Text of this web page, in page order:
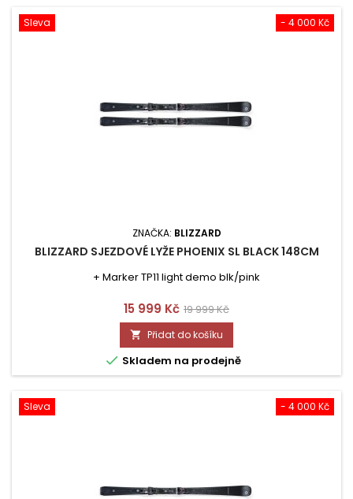
- 4 000 Kč
Sleva
ZNAČKA: BLIZZARD
BLIZZARD SJEZDOVÉ LYŽE PHOENIX SL BLACK 148CM
+ Marker TP11 light demo blk/pink
Cena
15 999 Kč Běžná
cena
19 999 Kč
 Přidat do košíku
 Skladem na prodejně
- 4 000 Kč
Sleva